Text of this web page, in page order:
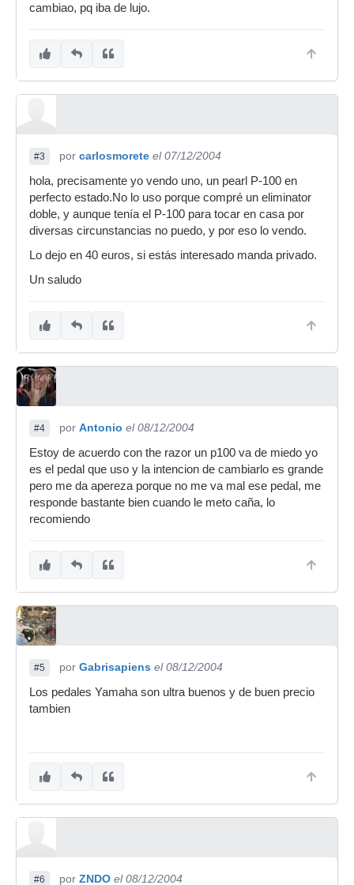
cambiao, pq iba de lujo.
#3 por carlosmorete el 07/12/2004
hola, precisamente yo vendo uno, un pearl P-100 en
perfecto estado.No lo uso porque compré un eliminator
doble, y aunque tenía el P-100 para tocar en casa por
diversas circunstancias no puedo, y por eso lo vendo.
Lo dejo en 40 euros, si estás interesado manda privado.
Un saludo
#4 por Antonio el 08/12/2004
Estoy de acuerdo con the razor un p100 va de miedo yo
es el pedal que uso y la intencion de cambiarlo es grande
pero me da apereza porque no me va mal ese pedal, me
responde bastante bien cuando le meto caña, lo
recomiendo
#5 por Gabrisapiens el 08/12/2004
Los pedales Yamaha son ultra buenos y de buen precio
tambien
#6 por ZNDO el 08/12/2004